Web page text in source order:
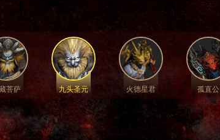
菩萨 九头圣元 火德星君 孤直公